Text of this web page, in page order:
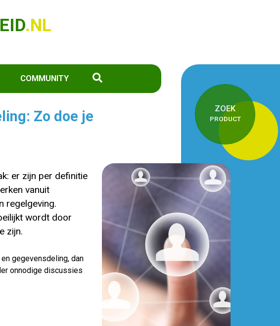
.NL
COMMUNITY
Zo doe je
er zijn per definitie
vanuit
regelgeving.
wordt door
zijn.
gegevensdeling, dan
onnodige discussies
ZOEK
PRODUCT